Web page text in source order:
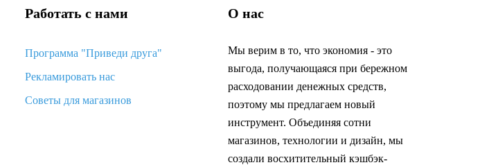
Работать с нами
Программа "Приведи друга"
Рекламировать нас
Советы для магазинов
О нас
Мы верим в то, что экономия - это
выгода, получающаяся при бережном
расходовании денежных средств,
поэтому мы предлагаем новый
инструмент. Объединяя сотни
магазинов, технологии и дизайн, мы
создали восхитительный кэшбэк-